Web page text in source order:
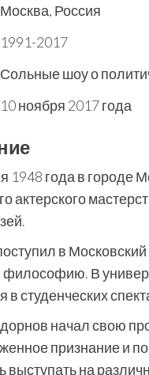
Москва, Россия
1991-2017
Сольные шоу о
10 ноября 2017 года
года в городе
актерского
в
В
в студенческих
начал свою
признание и
на